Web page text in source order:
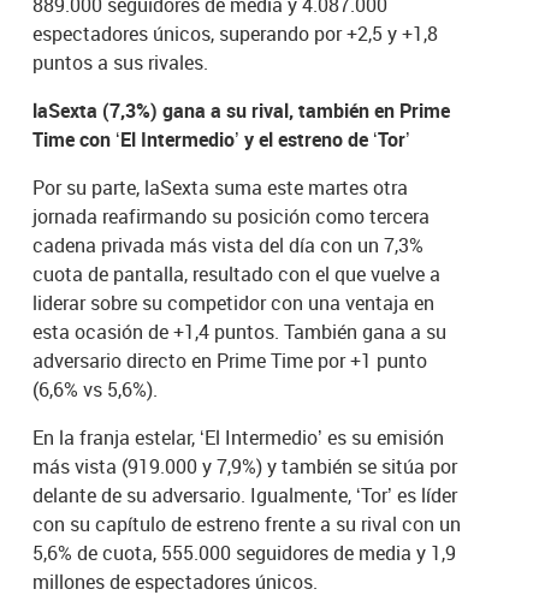
espectadores únicos, superando por +2,5 y +1,8
puntos a sus rivales.
laSexta (7,3%) gana a su rival, también en Prime
Time con ‘El Intermedio’ y el estreno de ‘Tor’
Por su parte, laSexta suma este martes otra
jornada reafirmando su posición como tercera
cadena privada más vista del día con un 7,3%
cuota de pantalla, resultado con el que vuelve a
liderar sobre su competidor con una ventaja en
esta ocasión de +1,4 puntos. También gana a su
adversario directo en Prime Time por +1 punto
(6,6% vs 5,6%).
En la franja estelar, ‘El Intermedio’ es su emisión
más vista (919.000 y 7,9%) y también se sitúa por
delante de su adversario. Igualmente, ‘Tor’ es líder
con su capítulo de estreno frente a su rival con un
5,6% de cuota, 555.000 seguidores de media y 1,9
millones de espectadores únicos.